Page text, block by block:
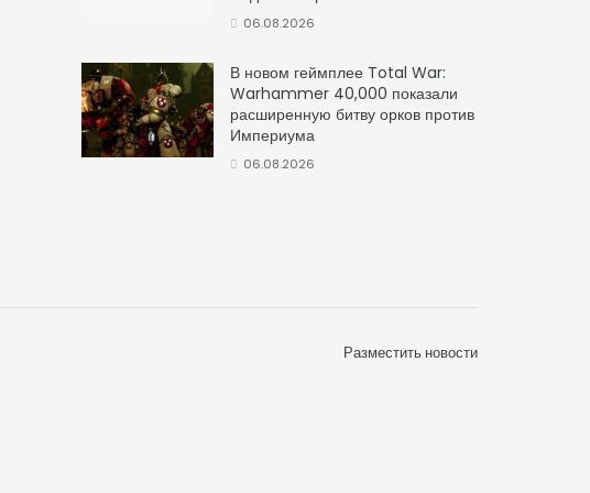
06.08.2026
В новом геймплее Total War:
Warhammer 40,000 показали
расширенную битву орков против
Империума
06.08.2026
Разместить новости